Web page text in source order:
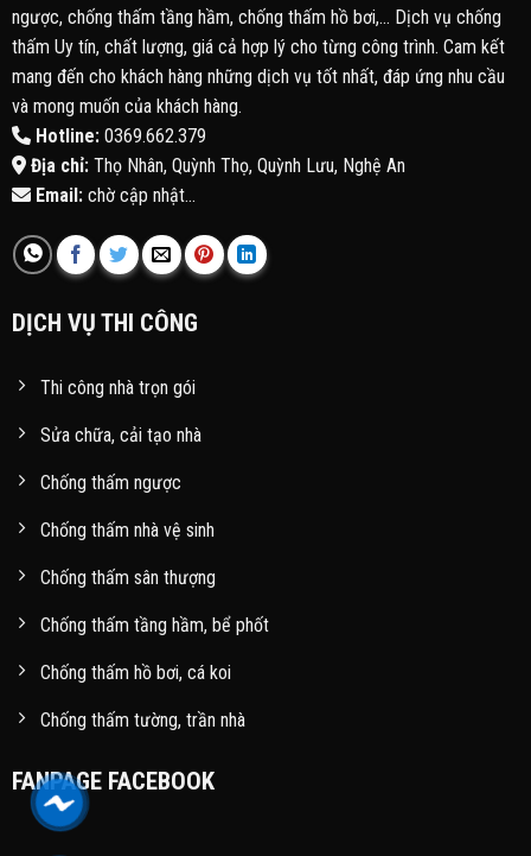
ngược, chống thấm tầng hầm, chống thấm hồ bơi,... Dịch vụ chống
thấm Uy tín, chất lượng, giá cả hợp lý cho từng công trình. Cam kết
mang đến cho khách hàng những dịch vụ tốt nhất, đáp ứng nhu cầu
và mong muốn của khách hàng.
Hotline:0369.662.379
Địa chỉ:Thọ Nhân, Quỳnh Thọ, Quỳnh Lưu, Nghệ An
Email:chờ cập nhật...
DỊCH VỤ THI CÔNG
Thi công nhà trọn gói
Sửa chữa, cải tạo nhà
Chống thấm ngược
Chống thấm nhà vệ sinh
Chống thấm sân thượng
Chống thấm tầng hầm, bể phốt
Chống thấm hồ bơi, cá koi
Chống thấm tường, trần nhà
FANPAGE FACEBOOK